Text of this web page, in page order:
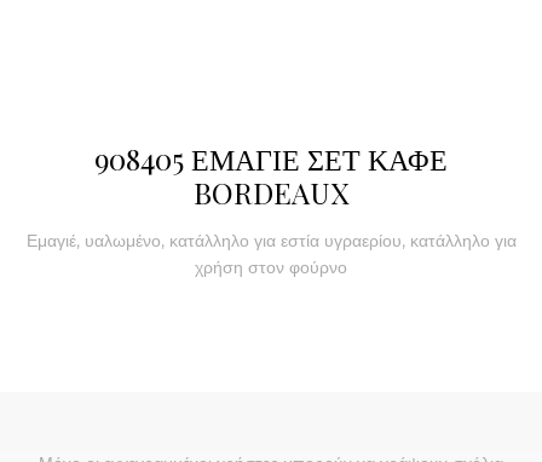
908405 ΕΜΑΓΙΕ ΣΕΤ ΚΑΦΕ
BORDEAUX
Εμαγιέ, υαλωμένο, κατάλληλο για εστία υγραερίου, κατάλληλο για
χρήση στον φούρνο